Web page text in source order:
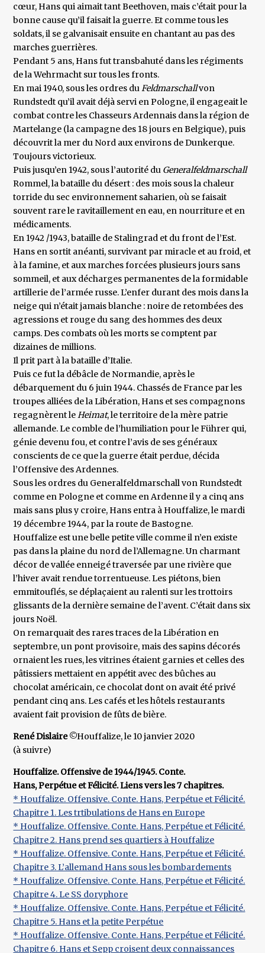
cœur, Hans qui aimait tant Beethoven, mais c’était pour la
bonne cause qu’il faisait la guerre. Et comme tous les
soldats, il se galvanisait ensuite en chantant au pas des
marches guerrières.
Pendant 5 ans, Hans fut transbahuté dans les régiments
de la Wehrmacht sur tous les fronts.
En mai 1940, sous les ordres duFeldmarschallvon
Rundstedt qu’il avait déjà servi en Pologne, il engageait le
combat contre les Chasseurs Ardennais dans la région de
Martelange (la campagne des 18 jours en Belgique), puis
découvrit la mer du Nord aux environs de Dunkerque.
Toujours victorieux.
Puis jusqu’en 1942, sous l’autorité du Generalfeldmarschall
Rommel, la bataille du désert : des mois sous la chaleur
torride du sec environnement saharien, où se faisait
souvent rare le ravitaillement en eau, en nourriture et en
médicaments.
En 1942 /1943, bataille de Stalingrad et du front de l’Est.
Hans en sortit anéanti, survivant par miracle et au froid, et
à la famine, et aux marches forcées plusieurs jours sans
sommeil, et aux décharges permanentes de la formidable
artillerie de l’armée russe. L’enfer durant des mois dans la
neige qui n’était jamais blanche : noire de retombées des
agressions et rouge du sang des hommes des deux
camps. Des combats où les morts se comptent par
dizaines de millions.
Il prit part à la bataille d’Italie.
Puis ce fut la débâcle de Normandie, après le
débarquement du 6 juin 1944. Chassés de France par les
troupes alliées de la Libération, Hans et ses compagnons
regagnèrent leHeimat, le territoire de la mère patrie
allemande. Le comble de l’humiliation pour le Führer qui,
génie devenu fou, et contre l’avis de ses généraux
conscients de ce que la guerre était perdue, décida
l’Offensive des Ardennes.
Sous les ordres du Generalfeldmarschall von Rundstedt
comme en Pologne et comme en Ardenne il y a cinq ans
mais sans plus y croire, Hans entra à Houffalize, le mardi
19 décembre 1944, par la route de Bastogne.
Houffalize est une belle petite ville comme il n’en existe
pas dans la plaine du nord de l’Allemagne. Un charmant
décor de vallée enneigé traversée par une rivière que
l’hiver avait rendue torrentueuse. Les piétons, bien
emmitouflés, se déplaçaient au ralenti sur les trottoirs
glissants de la dernière semaine de l’avent. C’était dans six
jours Noël.
On remarquait des rares traces de la Libération en
septembre, un pont provisoire, mais des sapins décorés
ornaient les rues, les vitrines étaient garnies et celles des
pâtissiers mettaient en appétit avec des bûches au
chocolat américain, ce chocolat dont on avait été privé
pendant cinq ans. Les cafés et les hôtels restaurants
avaient fait provision de fûts de bière.
René Dislaire©Houffalize, le 10 janvier 2020
(à suivre)
Houffalize. Offensive de 1944/1945. Conte.
Hans, Perpétue et Félicité. Liens vers les 7 chapitres.
* Houffalize. Offensive. Conte. Hans, Perpétue et Félicité.
Chapitre 1. Les trtibulations de Hans en Europe
* Houffalize. Offensive. Conte. Hans, Perpétue et Félicité.
Chapitre 2. Hans prend ses quartiers à Houffalize
* Houffalize. Offensive. Conte. Hans, Perpétue et Félicité.
Chapitre 3. L’allemand Hans sous les bombardements
* Houffalize. Offensive. Conte. Hans, Perpétue et Félicité.
Chapitre 4. Le SS doryphore
* Houffalize. Offensive. Conte. Hans, Perpétue et Félicité.
Chapitre 5. Hans et la petite Perpétue
* Houffalize. Offensive. Conte. Hans, Perpétue et Félicité.
Chapitre 6. Hans et Sepp croisent deux connaissances